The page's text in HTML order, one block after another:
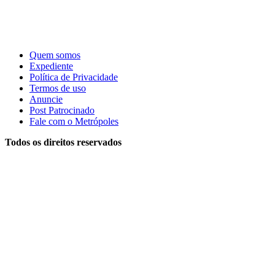
Quem somos
Expediente
Política de Privacidade
Termos de uso
Anuncie
Post Patrocinado
Fale com o Metrópoles
Todos os direitos reservados